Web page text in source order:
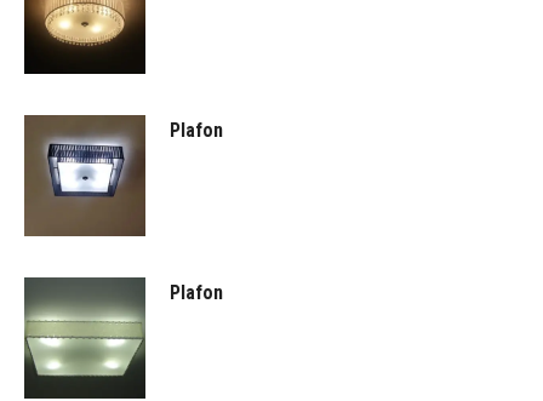
Plafon
Plafon